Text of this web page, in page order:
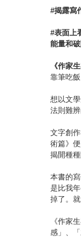
#揭露寫
#表面上
能量和破
《作家
靠筆吃
想以文
法則難
文字創
術篇》
揭開種
本書的
是比我
掉了。
《作家
感」、